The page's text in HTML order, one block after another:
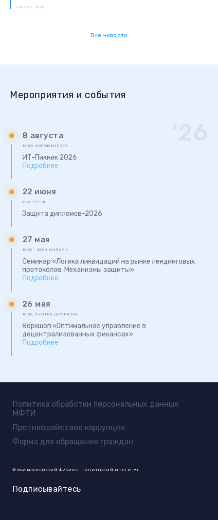
8 ИЮЛЯ, 2026
Все новости
Мероприятия и события
8 августа
12:45, КОЛОМЕНСКОЕ
ИТ-Пикник 2026
Подробнее
22 июня
9:30, 117 ГК
Защита дипломов-2026
27 мая
18:30 - 20:00,ОНЛАЙН
Семинар «Логика ликвидаций на рынке лендинговых
протоколов. Механизмы защиты»
Подробнее
26 мая
10:30,ФИЗТЕХ.ЦИФРА 5.18
Воркшоп «Оптимальное управление в
децентрализованных финансах»
Подробнее
Политика обработки персональных данных
МФТИ
Противодействие коррупции
Форма для обращения граждан
© 2026 МОСКОВСКИЙ ФИЗИКО-ТЕХНИЧЕСКИЙ ИНСТИТУТ
Подписывайтесь